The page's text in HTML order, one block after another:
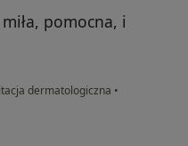
pomocna, i
dermatologiczna •